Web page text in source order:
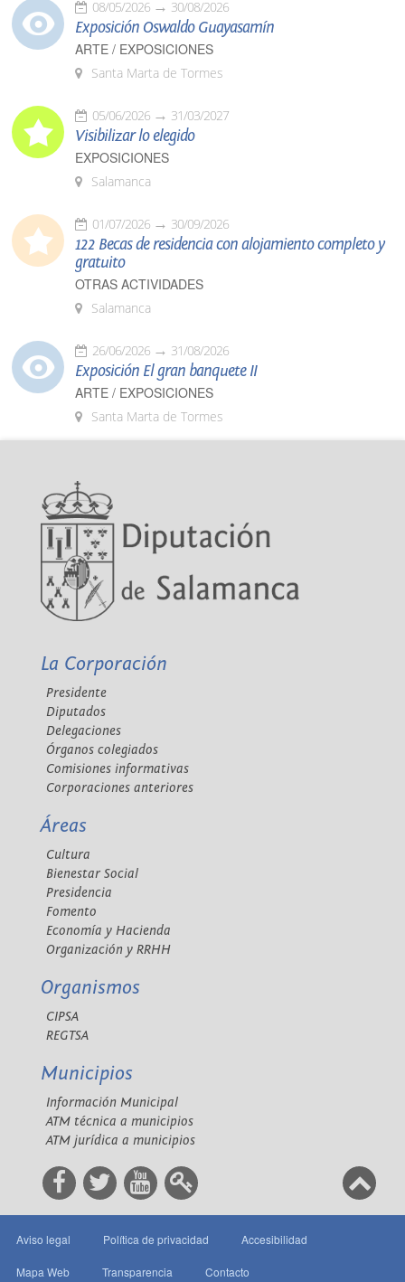
08/05/2026 30/08/2026
Exposición Oswaldo Guayasamín
ARTE / EXPOSICIONES
Santa Marta de Tormes
05/06/2026 31/03/2027
Visibilizar lo elegido
EXPOSICIONES
Salamanca
01/07/2026 30/09/2026
122 Becas de residencia con alojamiento completo y
gratuito
OTRAS ACTIVIDADES
Salamanca
26/06/2026 31/08/2026
Exposición El gran banquete II
ARTE / EXPOSICIONES
Santa Marta de Tormes
La Corporación
Presidente
Diputados
Delegaciones
Órganos colegiados
Comisiones informativas
Corporaciones anteriores
Áreas
Cultura
Bienestar Social
Presidencia
Fomento
Economía y Hacienda
Organización y RRHH
Organismos
CIPSA
REGTSA
Municipios
Información Municipal
ATM técnica a municipios
ATM jurídica a municipios
Aviso legal Política de privacidad Accesibilidad
Mapa Web Transparencia Contacto